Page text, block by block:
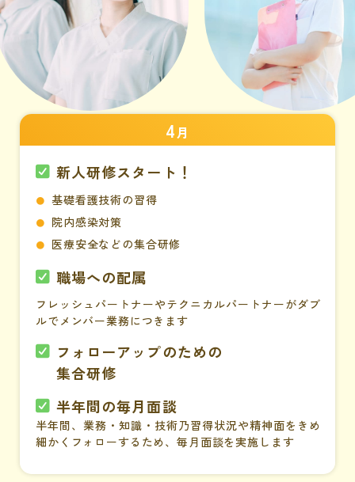
4月
新人研修スタート！
基礎看護技術の習得
院内感染対策
医療安全などの集合研修
職場への配属
フレッシュパートナーやテクニカルパートナーがダブ
ルでメンバー業務につきます
フォローアップのための
集合研修
半年間の毎月面談
半年間、業務・知識・技術乃習得状況や精神面をきめ
細かくフォローするため、毎月面談を実施します